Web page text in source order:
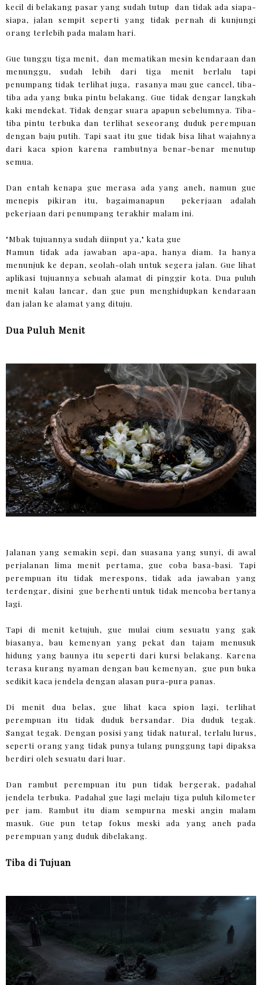
kecil di belakang pasar yang sudah tutup dan tidak ada siapa-
siapa, jalan sempit seperti yang tidak pernah di kunjungi
orang terlebih pada malam hari.
Gue tunggu tiga menit, dan mematikan mesin kendaraan dan
menunggu, sudah lebih dari tiga menit berlalu tapi
penumpang tidak terlihat juga, rasanya mau gue cancel, tiba-
tiba ada yang buka pintu belakang. Gue tidak dengar langkah
kaki mendekat. Tidak dengar suara apapun sebelumnya. Tiba-
tiba pintu terbuka dan terlihat seseorang duduk perempuan
dengan baju putih. Tapi saat itu gue tidak bisa lihat wajahnya
dari kaca spion karena rambutnya benar-benar menutup
semua.
Dan entah kenapa gue merasa ada yang aneh, namun gue
menepis pikiran itu, bagaimanapun pekerjaan adalah
pekerjaan dari penumpang terakhir malam ini.
"Mbak tujuannya sudah diinput ya," kata gue
Namun tidak ada jawaban apa-apa, hanya diam. Ia hanya
menunjuk ke depan, seolah-olah untuk segera jalan. Gue lihat
aplikasi tujuannya sebuah alamat di pinggir kota. Dua puluh
menit kalau lancar, dan gue pun menghidupkan kendaraan
dan jalan ke alamat yang dituju.
Dua Puluh Menit
Jalanan yang semakin sepi, dan suasana yang sunyi, di awal
perjalanan lima menit pertama, gue coba basa-basi. Tapi
perempuan itu tidak merespons, tidak ada jawaban yang
terdengar, disini gue berhenti untuk tidak mencoba bertanya
lagi.
Tapi di menit ketujuh, gue mulai cium sesuatu yang gak
biasanya, bau kemenyan yang pekat dan tajam menusuk
hidung yang baunya itu seperti dari kursi belakang. Karena
terasa kurang nyaman dengan bau kemenyan, gue pun buka
sedikit kaca jendela dengan alasan pura-pura panas.
Di menit dua belas, gue lihat kaca spion lagi, terlihat
perempuan itu tidak duduk bersandar. Dia duduk tegak.
Sangat tegak. Dengan posisi yang tidak natural, terlalu lurus,
seperti orang yang tidak punya tulang punggung tapi dipaksa
berdiri oleh sesuatu dari luar.
Dan rambut perempuan itu pun tidak bergerak, padahal
jendela terbuka. Padahal gue lagi melaju tiga puluh kilometer
per jam. Rambut itu diam sempurna meski angin malam
masuk. Gue pun tetap fokus meski ada yang aneh pada
perempuan yang duduk dibelakang.
Tiba di Tujuan